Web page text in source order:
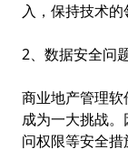
入，保持技术的
2、数据安全问
商业地产管理
成为一大挑战
问权限等安全措